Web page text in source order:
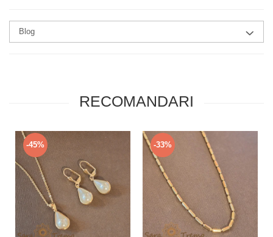
Blog
RECOMANDARI
-45% -33%